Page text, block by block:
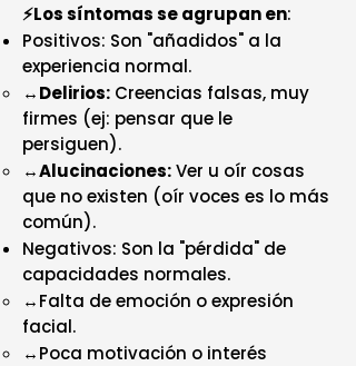
⚡Los síntomas se agrupan en:
Positivos: Son "añadidos" a la
experiencia normal.
↔️Delirios: Creencias falsas, muy
firmes (ej: pensar que le
persiguen).
↔️Alucinaciones:Ver u oír cosas
que no existen (oír voces es lo más
común).
Negativos: Son la "pérdida" de
capacidades normales.
↔️Falta de emoción o expresión
facial.
↔️Poca motivación o interés